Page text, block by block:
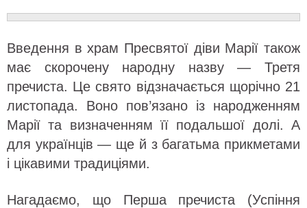
Введення в храм Пресвятої діви Марії також
має скорочену народну назву — Третя
пречиста. Це свято відзначається щорічно 21
листопада. Воно пов’язано із народженням
Марії та визначенням її подальшої долі. А
для українців — ще й з багатьма прикметами
і цікавими традиціями.
Нагадаємо, що Перша пречиста (Успіння